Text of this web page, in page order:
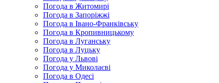
Погода в Житомирі
Погода в Запоріжжі
Погода в Івано-Франківську
Погода в Кропивницькому
Погода в Луганську
Погода в Луцьку
Погода у Львові
Погода у Миколаєві
Погода в Одесі